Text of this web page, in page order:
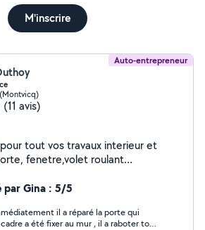
M'inscrire
Auto-entrepreneur
(11 avis)
tout vos travaux interieur et
fenetre,volet roulant
par Gina : 5/5
il a réparé la porte qui
au mur , il a raboter tout